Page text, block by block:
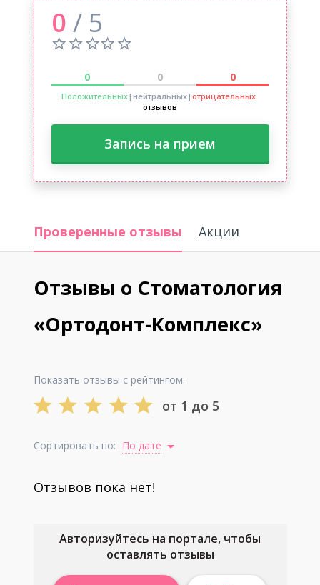
0 / 5
0 0 0
Положительных|нейтральных| отрицательных
отзывов
Запись на прием
Проверенные отзывы Акции
Отзывы о Стоматология
«Ортодонт-Комплекс»
Показать отзывы с рейтингом:
от 1 до 5
Сортировать по: По дате
Отзывов пока нет!
Авторизуйтесь на портале, чтобы
оставлять отзывы